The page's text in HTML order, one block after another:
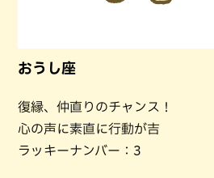
おうし座
復縁、仲直りのチャンス！
心の声に素直に行動が吉
ラッキーナンバー：3